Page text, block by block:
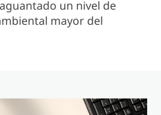
un nivel de
mayor del